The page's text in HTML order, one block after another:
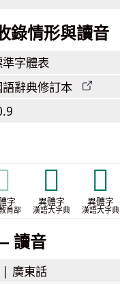
錄情形與讀音
字體表
辭典修訂本
字
育部
𥢭
異體字
漢語大字典
𪏺
異體字
漢語大字典
讀音
| 廣東話